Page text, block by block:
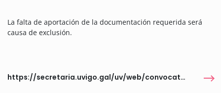
La falta de aportación de la documentación requerida será
causa de exclusión.
https://secretaria.uvigo.gal/uv/web/convocatoria/public/show/1875